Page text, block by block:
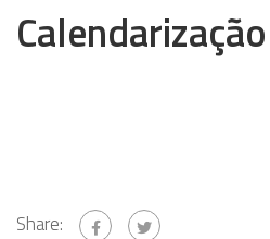
Share: